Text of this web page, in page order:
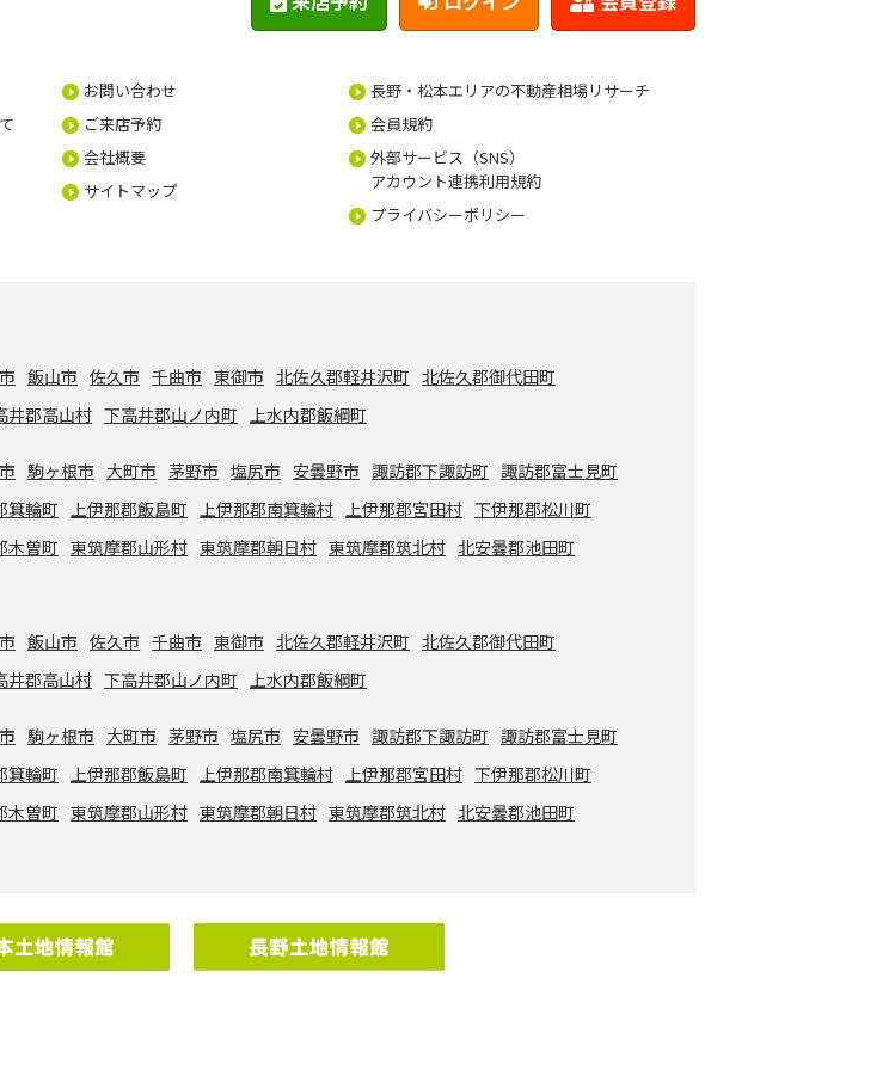
お問い合わせ
ご来店予約
会社概要
サイトマップ
長野・松本エリアの不動産相場リサーチ
会員規約
外部サービス（SNS）
アカウント連携利用規約
プライバシーポリシー
飯山市 佐久市 千曲市 東御市 北佐久郡軽井沢町 北佐久郡御代田町
井郡高山村 下高井郡山ノ内町 上水内郡飯綱町
駒ヶ根市 大町市 茅野市 塩尻市 安曇野市 諏訪郡下諏訪町 諏訪郡富士見町
箕輪町 上伊那郡飯島町 上伊那郡南箕輪村 上伊那郡宮田村 下伊那郡松川町
木曽町 東筑摩郡山形村 東筑摩郡朝日村 東筑摩郡筑北村 北安曇郡池田町
飯山市 佐久市 千曲市 東御市 北佐久郡軽井沢町 北佐久郡御代田町
井郡高山村 下高井郡山ノ内町 上水内郡飯綱町
駒ヶ根市 大町市 茅野市 塩尻市 安曇野市 諏訪郡下諏訪町 諏訪郡富士見町
箕輪町 上伊那郡飯島町 上伊那郡南箕輪村 上伊那郡宮田村 下伊那郡松川町
木曽町 東筑摩郡山形村 東筑摩郡朝日村 東筑摩郡筑北村 北安曇郡池田町